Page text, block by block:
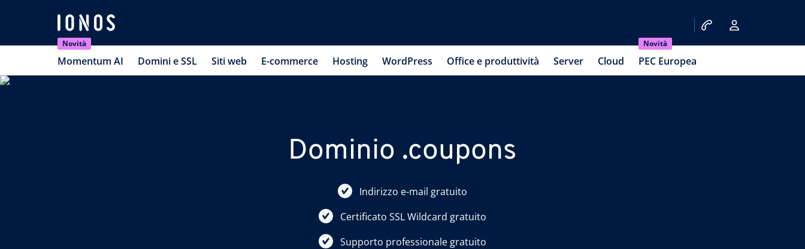
Novità
Momentum AI Domini e SSL Siti web E-commerce Hosting WordPress Office e produttività Server Cloud
Novità
PEC Europea
Dominio .coupons
Indirizzo e-mail gratuito
Certificato SSL Wildcard gratuito
Supporto professionale gratuito